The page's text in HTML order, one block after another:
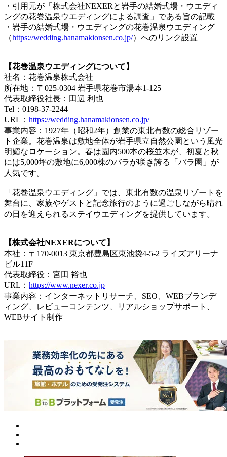
・引用元が「株式会社NEXERと岩手の結婚式場・ウエディ
ングの花巻温泉ウエディングによる調査」である旨の記載
・岩手の結婚式場・ウエディングの花巻温泉ウエディング
（https://wedding.hanamakionsen.co.jp/）へのリンク設置
【花巻温泉ウエディングについて】
社名：花巻温泉株式会社
所在地：〒025-0304 岩手県花巻市湯本1-125
代表取締役社長：田辺 利也
Tel：0198-37-2244
URL： https://wedding.hanamakionsen.co.jp/
事業内容：1927年（昭和2年）創業の東北有数の総合リゾー
ト企業。花巻温泉は敷地全体が岩手県立自然公園という風光
明媚なロケーション。春は園内500本の桜並木が、初夏と秋
には5,000坪の敷地に6,000株のバラが咲き誇る「バラ園」が
人気です。
「花巻温泉ウエディング」では、東北有数の温泉リゾートを
舞台に、家族やゲストと記念旅行のように過ごしながら晴れ
の日を迎えられるステイウエディングを提供しています。
【株式会社NEXERについて】
本社：〒170-0013 東京都豊島区東池袋4-5-2 ライズアリーナ
ビル11F
代表取締役：宮田 裕也
URL： https://www.nexer.co.jp
事業内容：インターネットリサーチ、SEO、WEBブランデ
ィング、レビューコンテンツ、リアルショップサポート、
WEBサイト制作